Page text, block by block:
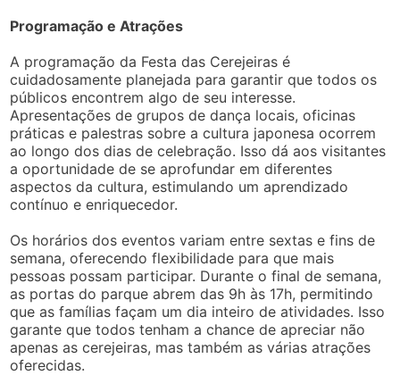
Programação e Atrações
A programação da Festa das Cerejeiras é
cuidadosamente planejada para garantir que todos os
públicos encontrem algo de seu interesse.
Apresentações de grupos de dança locais, oficinas
práticas e palestras sobre a cultura japonesa ocorrem
ao longo dos dias de celebração. Isso dá aos visitantes
a oportunidade de se aprofundar em diferentes
aspectos da cultura, estimulando um aprendizado
contínuo e enriquecedor.
Os horários dos eventos variam entre sextas e fins de
semana, oferecendo flexibilidade para que mais
pessoas possam participar. Durante o final de semana,
as portas do parque abrem das 9h às 17h, permitindo
que as famílias façam um dia inteiro de atividades. Isso
garante que todos tenham a chance de apreciar não
apenas as cerejeiras, mas também as várias atrações
oferecidas.